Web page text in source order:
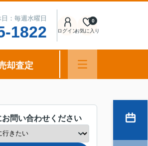
：毎週水曜日
1822 ログインお気に入り
0
却査定
お問い合わせください